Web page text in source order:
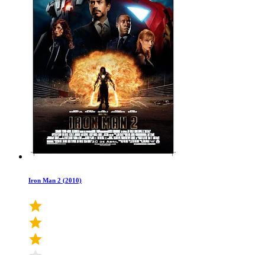
Iron Man 2 (2010)